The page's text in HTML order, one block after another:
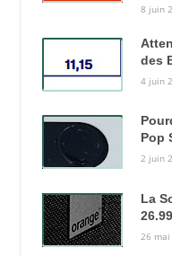
8 juin
des
4 juin
Pop
2 juin
La
26